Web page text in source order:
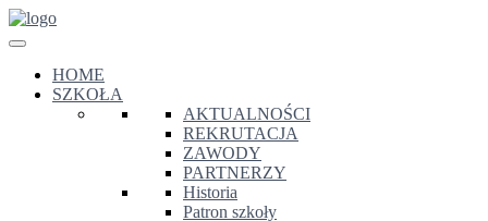
HOME
SZKOŁA
AKTUALNOŚCI
REKRUTACJA
ZAWODY
PARTNERZY
Historia
Patron szkoły